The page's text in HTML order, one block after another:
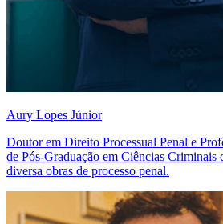
Aury Lopes Júnior
Doutor em Direito Processual Penal e
de Pós-Graduação em Ciências Criminais
diversa obras de processo penal.